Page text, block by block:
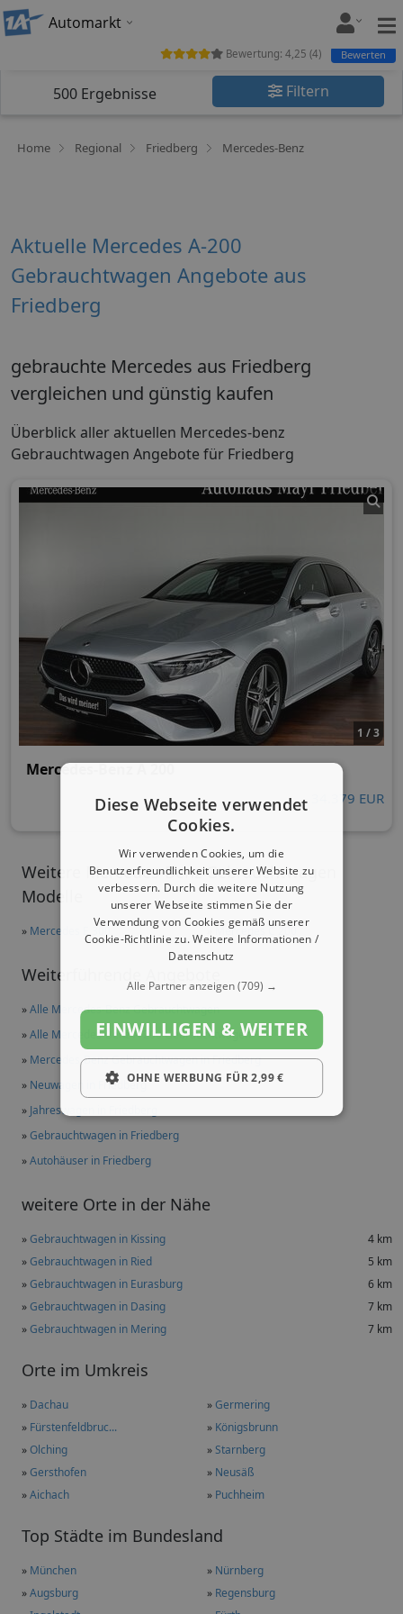
Automarkt
500 Ergebnisse Filtern
Home Regional Friedberg Mercedes-Benz
Weitere Mercedes-Benz Gebrauchtwagen
Modelle
» Mercedes E 300 »Mercedes C 200
Weiterführende Angebote
»Alle Mercedes-Benz Gebrauchtwagen
»Alle Mercedes-Benz A 200 Gebrauchtwagen
» Mercedes-Benz Gebrauchtwagen in Friedberg
» Neuwagen in Friedberg
» Jahreswagen in Friedberg
»Gebrauchtwagen in Friedberg
»Autohäuser in Friedberg
weitere Orte in der Nähe
»Gebrauchtwagen in Kissing
4 km
»Gebrauchtwagen in Ried
5 km
»Gebrauchtwagen in Eurasburg
6 km
»Gebrauchtwagen in Dasing
7 km
»Gebrauchtwagen in Mering 7 km
Orte im Umkreis
» Dachau »Germering
» Fürstenfeldbruc... » Königsbrunn
»Olching »Starnberg
»Gersthofen » Neusäß
»Aichach » Puchheim
Top Städte im Bundesland
» München » Nürnberg
»Augsburg » Regensburg
Bewertung: 4,25 (4) Bewerten
Aktuelle Mercedes A-200
Gebrauchtwagen Angebote aus
Friedberg
gebrauchte Mercedes aus Friedberg
vergleichen und günstig kaufen
Überblick aller aktuellen Mercedes-benz
Gebrauchtwagen Angebote für Friedberg
1 / 3
Mercedes-Benz A 200
34.379 EUR
Diese Webseite verwendet
Cookies.
Wir verwenden Cookies, um die
Benutzerfreundlichkeit unserer Website zu
verbessern. Durch die weitere Nutzung
unserer Webseite stimmen Sie der
Verwendung von Cookies gemäß unserer
Cookie-Richtlinie zu.Weitere Informationen /
Datenschutz
Alle Partner anzeigen(709) →
EINWILLIGEN & WEITER
OHNE WERBUNG FÜR 2,99 €